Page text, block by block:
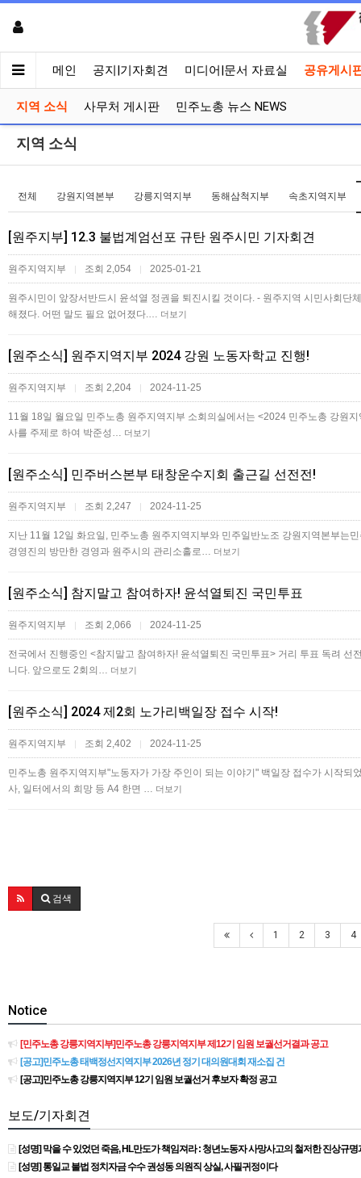
메인 공지|기자회견 미디어|문서 자료실 공유게시
지역 소식 사무처 게시판 민주노총 뉴스 NEWS
지역 소식
전체 강원지역본부 강릉지역지부 동해삼척지부 속초지역지부
[원주지부] 12.3 불법계엄선포 규탄 원주시민 기자회견
원주지역지부 | 조회 2,054 | 2025-01-21
원주시민이 앞장서반드시 윤석열 정권을 퇴진시킬 것이다. - 원주지역 시민사회단
해졌다. 어떤 말도 필요 없어졌다.… 더보기
[원주소식] 원주지역지부 2024 강원 노동자학교 진행!
원주지역지부 | 조회 2,204 | 2024-11-25
11월 18일 월요일 민주노총 원주지역지부 소회의실에서는 <2024 민주노총 강원
사를 주제로 하여 박준성… 더보기
[원주소식] 민주버스본부 태창운수지회 출근길 선전전!
원주지역지부 | 조회 2,247 | 2024-11-25
지난 11월 12일 화요일, 민주노총 원주지역지부와 민주일반노조 강원지역본부는
경영진의 방만한 경영과 원주시의 관리소홀로… 더보기
[원주소식] 참지말고 참여하자! 윤석열퇴진 국민투표
원주지역지부 | 조회 2,066 | 2024-11-25
전국에서 진행중인 <참지말고 참여하자! 윤석열퇴진 국민투표> 거리 투표 독려
니다. 앞으로도 2회의… 더보기
[원주소식] 2024 제2회 노가리백일장 접수 시작!
원주지역지부 | 조회 2,402 | 2024-11-25
민주노총 원주지역지부"노동자가 가장 주인이 되는 이야기" 백일장 접수가 시작
사, 일터에서의 희망 등 A4 한면 … 더보기
검색
1 2 3 4
Notice
[민주노총 강릉지역지부]민주노총 강릉지역지부 제12기 임원 보궐선거결과 공고
[공고]민주노총 태백정선지역지부 2026년 정기 대의원대회 재소집 건
[공고]민주노총 강릉지역지부 12기 임원 보궐선거 후보자 확정 공고
보도/기자회견
[성명] 막을 수 있었던 죽음, HL만도가 책임져라 : 청년노동자 사망사고의 철저한 진상규
[성명] 통일교 불법 정치자금 수수 권성동 의원직 상실, 사필귀정이다